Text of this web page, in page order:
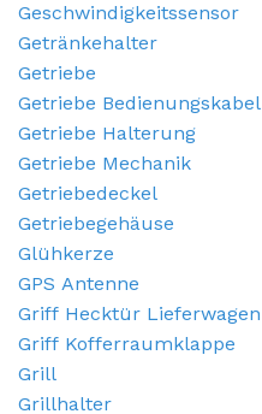
Geschwindigkeitssensor
Getränkehalter
Getriebe
Getriebe Bedienungskabel
Getriebe Halterung
Getriebe Mechanik
Getriebedeckel
Getriebegehäuse
Glühkerze
GPS Antenne
Griff Hecktür Lieferwagen
Griff Kofferraumklappe
Grill
Grillhalter